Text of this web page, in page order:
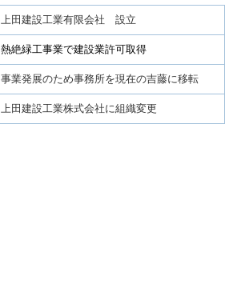
上田建設工業有限会社 設立
熱絶緑工事業で建設業許可取得
事業発展のため事務所を現在の吉藤に移転
上田建設工業株式会社に組織変更